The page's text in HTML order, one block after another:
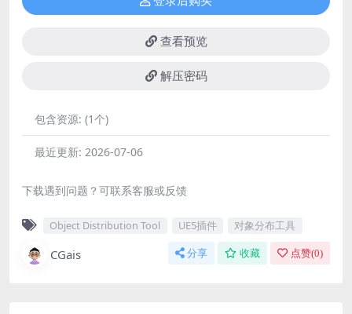
查看预览
解压密码
包含资源: (1个)
最近更新: 2026-07-06
下载遇到问题？可联系客服或反馈
Object Distribution Tool UE5插件 对象分布工具
CGais 分享 收藏 点赞(0)